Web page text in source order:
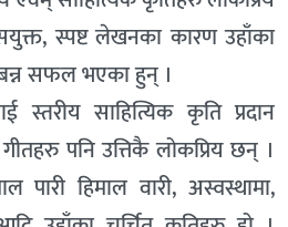
स्पष्ट लेखनका कारण उहाँका
सफल भएका हुन् ।
स्तरीय साहित्यिक कृति प्रदान
पनि उत्तिकै लोकप्रिय छन् ।
पारी हिमाल वारी, अस्वस्थामा,